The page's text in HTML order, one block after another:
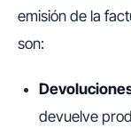
emisión de la
son:
devuelve